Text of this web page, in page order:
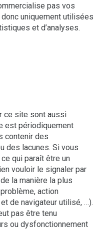
pas vos
uniquement utilisées
et d’analyses.
ce site sont aussi
est périodiquement
contenir des
des lacunes. Si vous
qui paraît être un
vouloir le signaler par
la manière la plus
action
de navigateur utilisé, …).
pas être tenu
ou dysfonctionnement